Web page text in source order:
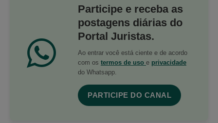
Participe e receba as
postagens diárias do
Portal Juristas.
Ao entrar você está ciente e de acordo
com os termos de uso e privacidade
do Whatsapp.
PARTICIPE DO CANAL